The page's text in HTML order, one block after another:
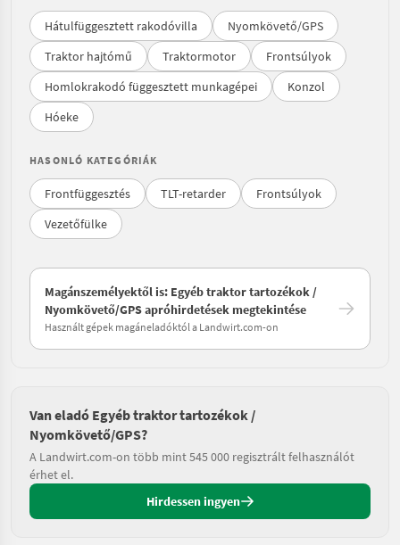
Hátulfüggesztett rakodóvilla
Nyomkövető/GPS
Traktor hajtómű
Traktormotor
Frontsúlyok
Homlokrakodó függesztett munkagépei
Konzol
Hóeke
HASONLÓ KATEGÓRIÁK
Frontfüggesztés TLT-retarder
Frontsúlyok
Vezetőfülke
Magánszemélyektől is: Egyéb traktor tartozékok /
Nyomkövető/GPS apróhirdetések megtekintése
Használt gépek magáneladóktól a Landwirt.com-on
Van eladó Egyéb traktor tartozékok /
Nyomkövető/GPS?
A Landwirt.com-on több mint 545 000 regisztrált felhasználót
érhet el.
Hirdessen ingyen